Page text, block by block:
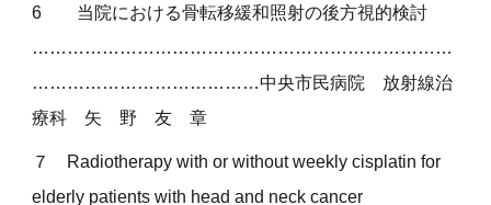
6
当院における骨転移緩和照射の後方視的検討
………………………………………………………………
…………………………………中央市民病院 放射線治
療科 矢 野 友 章
７ Radiotherapy with or without weekly cisplatin for
elderly patients with head and neck cancer